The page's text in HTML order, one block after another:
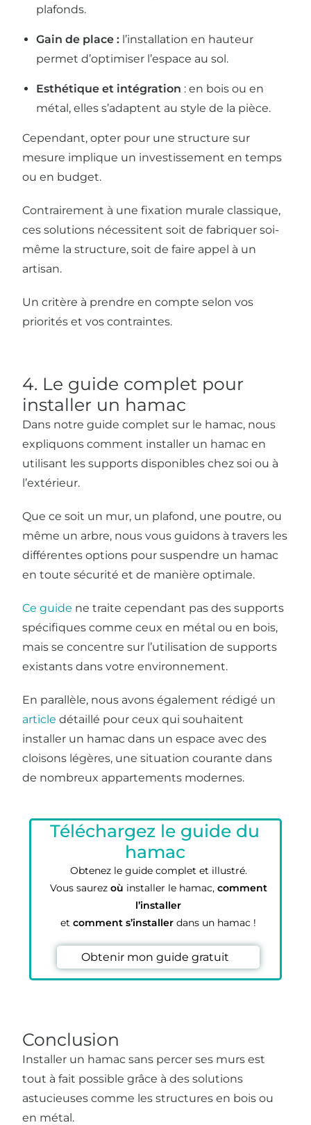
plafonds.
Gain de place : l’installation en hauteur
permet d’optimiser l’espace au sol.
Esthétique et intégration : en bois ou en
métal, elles s’adaptent au style de la pièce.
Cependant, opter pour une structure sur
mesure implique un investissement en temps
ou en budget.
Contrairement à une fixation murale classique,
ces solutions nécessitent soit de fabriquer soi-
même la structure, soit de faire appel à un
artisan.
Un critère à prendre en compte selon vos
priorités et vos contraintes.
4. Le guide complet pour
installer un hamac
Dans notre guide complet sur le hamac, nous
expliquons comment installer un hamac en
utilisant les supports disponibles chez soi ou à
l’extérieur.
Que ce soit un mur, un plafond, une poutre, ou
même un arbre, nous vous guidons à travers les
différentes options pour suspendre un hamac
en toute sécurité et de manière optimale.
Ce guide ne traite cependant pas des supports
spécifiques comme ceux en métal ou en bois,
mais se concentre sur l’utilisation de supports
existants dans votre environnement.
En parallèle, nous avons également rédigé un
article détaillé pour ceux qui souhaitent
installer un hamac dans un espace avec des
cloisons légères, une situation courante dans
de nombreux appartements modernes.
Téléchargez le guide du
hamac
Obtenez le guide complet et illustré.
Vous saurez où installer le hamac, comment
l’installer
et comment s’installer dans un hamac !
Obtenir mon guide gratuit
Conclusion
Installer un hamac sans percer ses murs est
tout à fait possible grâce à des solutions
astucieuses comme les structures en bois ou
en métal.